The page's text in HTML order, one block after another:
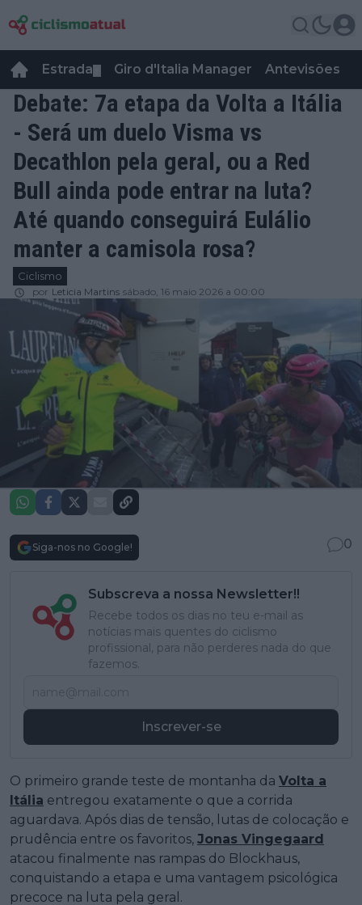
Estrada Giro d'Italia Manager Antevisões
Debate: 7a etapa da Volta a Itália
- Será um duelo Visma vs
Decathlon pela geral, ou a Red
Bull ainda pode entrar na luta?
Até quando conseguirá Eulálio
manter a camisola rosa?
Ciclismo
por Leticia Martins sábado, 16 maio 2026 a 00:00
Siga-nos no Google! 0
Subscreva a nossa Newsletter!!
Recebe todos os dias no teu e-mail as
notícias mais quentes do ciclismo
profissional, para não perderes nada do que
fazemos.
Inscrever-se
O primeiro grande teste de montanha da Volta a
Itália entregou exatamente o que a corrida
aguardava. Após dias de tensão, lutas de colocação e
prudência entre os favoritos, Jonas Vingegaard
atacou finalmente nas rampas do Blockhaus,
conquistando a etapa e uma vantagem psicológica
precoce na luta pela geral.